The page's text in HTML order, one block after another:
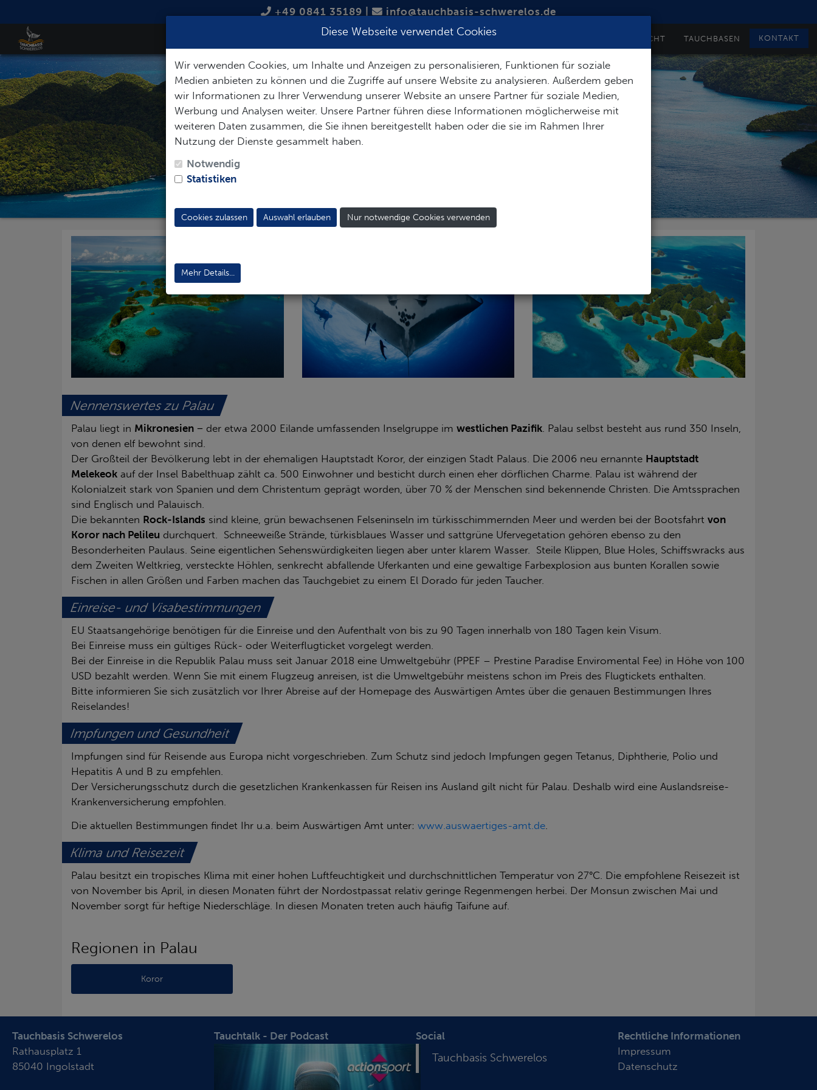
+49 0841 35189 info@tauchbasis-schwerelos.de
TAUCHSAFARI ÜBERSICHT TAUCHBASEN KONTAKT
PALAU
Nennenswertes zu Palau
Palau liegt in Mikronesien − der etwa 2000 Eilande umfassenden Inselgruppe im westlichen Pazifik . Palau selbst besteht aus rund 350 Inseln,
von denen elf bewohnt sind.
Der Großteil der Bevölkerung lebt in der ehemaligen Hauptstadt Koror, der einzigen Stadt Palaus. Die 2006 neu ernannte Hauptstadt
Melekeok auf der Insel Babelthuap zählt ca. 500 Einwohner und besticht durch einen eher dörflichen Charme. Palau ist während der
Kolonialzeit stark von Spanien und dem Christentum geprägt worden, über 70 % der Menschen sind bekennende Christen. Die Amtssprachen
sind Englisch und Palauisch.
Die bekannten Rock-Islands sind kleine, grün bewachsenen Felseninseln im türkisschimmernden Meer und werden bei der Bootsfahrt von
Koror nach Pelileu durchquert. Schneeweiße Strände, türkisblaues Wasser und sattgrüne Ufervegetation gehören ebenso zu den
Besonderheiten Paulaus. Seine eigentlichen Sehenswürdigkeiten liegen aber unter klarem Wasser. Steile Klippen, Blue Holes, Schiffswracks aus
dem Zweiten Weltkrieg, versteckte Höhlen, senkrecht abfallende Uferkanten und eine gewaltige Farbexplosion aus bunten Korallen sowie
Fischen in allen Größen und Farben machen das Tauchgebiet zu einem El Dorado für jeden Taucher.
Einreise- und Visabestimmungen
EU Staatsangehörige benötigen für die Einreise und den Aufenthalt von bis zu 90 Tagen innerhalb von 180 Tagen kein Visum.
Bei Einreise muss ein gültiges Rück- oder Weiterflugticket vorgelegt werden.
Bei der Einreise in die Republik Palau muss seit Januar 2018 eine Umweltgebühr (PPEF – Prestine Paradise Enviromental Fee) in Höhe von 100
USD bezahlt werden. Wenn Sie mit einem Flugzeug anreisen, ist die Umweltgebühr meistens schon im Preis des Flugtickets enthalten.
Bitte informieren Sie sich zusätzlich vor Ihrer Abreise auf der Homepage des Auswärtigen Amtes über die genauen Bestimmungen Ihres
Reiselandes!
Impfungen und Gesundheit
Impfungen sind für Reisende aus Europa nicht vorgeschrieben. Zum Schutz sind jedoch Impfungen gegen Tetanus, Diphtherie, Polio und
Hepatitis A und B zu empfehlen.
Der Versicherungsschutz durch die gesetzlichen Krankenkassen für Reisen ins Ausland gilt nicht für Palau. Deshalb wird eine Auslandsreise-
Krankenversicherung empfohlen.
Die aktuellen Bestimmungen findet Ihr u.a. beim Auswärtigen Amt unter: www.auswaertiges-amt.de
Klima und Reisezeit
Palau besitzt ein tropisches Klima mit einer hohen Luftfeuchtigkeit und durchschnittlichen Temperatur von 27°C. Die empfohlene Reisezeit ist
von November bis April, in diesen Monaten führt der Nordostpassat relativ geringe Regenmengen herbei. Der Monsun zwischen Mai und
November sorgt für heftige Niederschläge. In diesen Monaten treten auch häufig Taifune auf.
Regionen in Palau
Koror
Tauchbasis Schwerelos
Rathausplatz 1
85040 Ingolstadt
Tauchtalk - Der Podcast Social
Tauchbasis Schwerelos
Rechtliche Informationen
Impressum
Datenschutz
Diese Webseite verwendet Cookies
Wir verwenden Cookies, um Inhalte und Anzeigen zu personalisieren, Funktionen für soziale
Medien anbieten zu können und die Zugriffe auf unsere Website zu analysieren. Außerdem geben
wir Informationen zu Ihrer Verwendung unserer Website an unsere Partner für soziale Medien,
Werbung und Analysen weiter. Unsere Partner führen diese Informationen möglicherweise mit
weiteren Daten zusammen, die Sie ihnen bereitgestellt haben oder die sie im Rahmen Ihrer
Nutzung der Dienste gesammelt haben.
Notwendig
Statistiken
Cookies zulassen Auswahl erlauben Nur notwendige Cookies verwenden
Mehr Details...